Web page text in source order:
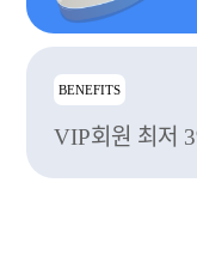
BENEFITS
VIP회원 최저